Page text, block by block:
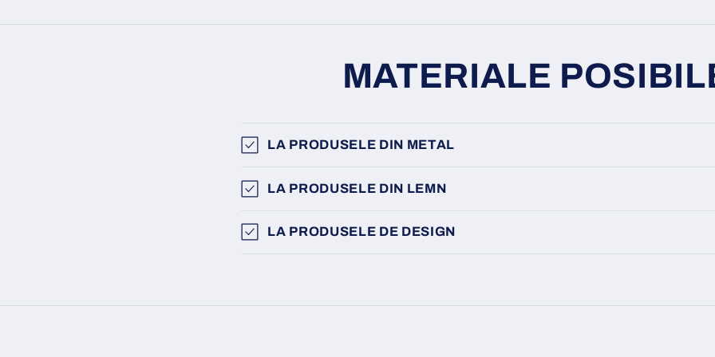
MATERIALE
LA PRODUSELE DIN METAL
LA PRODUSELE DIN LEMN
LA PRODUSELE DE DESIGN